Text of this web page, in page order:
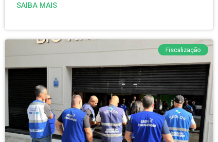
SAIBA MAIS
Fiscalização